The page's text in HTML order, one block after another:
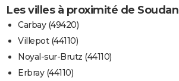
Les villes à proximité de Soudan
Carbay (49420)
Villepot (44110)
Noyal-sur-Brutz (44110)
Erbray (44110)